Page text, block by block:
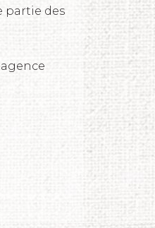
partie des